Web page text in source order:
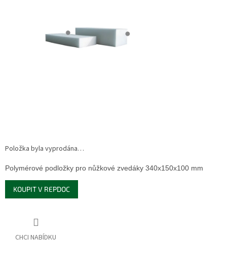
Položka byla vyprodána…
Polymérové ​​podložky pro nůžkové zvedáky 340x150x100 mm
KOUPIT V REPDOC